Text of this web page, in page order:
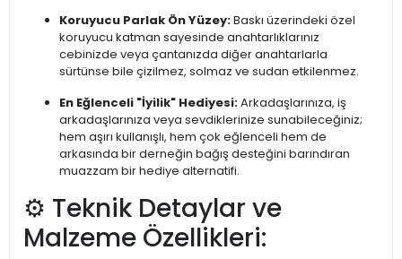
Koruyucu Parlak Ön Yüzey:Baskı üzerindeki özel
koruyucu katman sayesinde anahtarlıklarınız
cebinizde veya çantanızda diğer anahtarlarla
sürtünse bile çizilmez, solmaz ve sudan etkilenmez.
En Eğlenceli "İyilik" Hediyesi:Arkadaşlarınıza, iş
arkadaşlarınıza veya sevdiklerinize sunabileceğiniz;
hem aşırı kullanışlı, hem çok eğlenceli hem de
arkasında bir derneğin bağış desteğini barındıran
muazzam bir hediye alternatifi.
⚙️ Teknik Detaylar ve
Malzeme Özellikleri: